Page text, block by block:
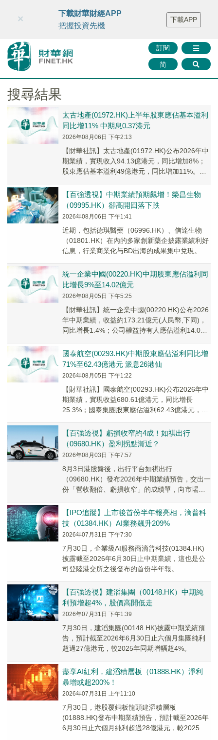
財華智庫網 FINTV FINMETA 財華證券 媒體矩陣
智庫沙龍
聯絡我們
訂閱
简
×
下載財華財經APP
把握投資先機
下載APP
搜尋結果
太古地產(01972.HK)上半年股東應佔基本溢利
同比增11% 中期息0.37港元
2026年08月06日 下午2:13
【財華社訊】太古地產(01972.HK)公布2026年中
期業績，實現收入94.13億港元，同比增加8%；
股東應佔基本溢利49億港元，同比增加11%。第
【百強透視】中期業績預期飆增！榮昌生物
（09995.HK）卻高開回落下跌
2026年08月06日 下午1:41
近期，包括德琪醫藥（06996.HK）、信達生物
（01801.HK）在內的多家創新藥企披露業績利好
信息，行業商業化与BD出海的成果集中兌現。
統一企業中國(00220.HK)中期股東應佔溢利同
比增長9%至14.02億元
2026年08月05日 下午5:25
【財華社訊】統一企業中國(00220.HK)公布2026
年中期業績，收益約173.21億元(人民幣,下同)，
同比增長1.4%；公司權益持有人應佔溢利14.02
國泰航空(00293.HK)中期股東應佔溢利同比增
71%至62.43億港元 派息26港仙
2026年08月05日 下午1:22
【財華社訊】國泰航空(00293.HK)公布2026年中
期業績，實現收益680.61億港元，同比增長
25.3%；國泰集團股東應佔溢利62.43億港元，同
【百強透視】虧損收窄約4成！如祺出行
（09680.HK）盈利拐點漸近？
2026年08月03日 下午7:57
8月3日港股盤後，出行平台如祺出行
（09680.HK）發布2026年中期業績預告，交出一
份「營收翻倍、虧損收窄」的成績單，向市場釋
【IPO追蹤】上市後首份半年報亮相，滴普科
技（01384.HK）AI業務飆升209%
2026年07月31日 下午7:30
7月30日，企業級AI服務商滴普科技(01384.HK)
披露截至2026年6月30日止中期業績，這也是公
司登陸港交所之後發布的首份半年報。
【百強透視】建滔集團（00148.HK）中期純
利預增超4%，股價高開低走
2026年07月31日 下午1:39
7月30日，建滔集團(00148.HK)披露中期業績預
告，預計截至2026年6月30日止六個月集團純利
超過27億港元，較2025年同期增幅超4%。
盡享AI紅利，建滔積層板（01888.HK）淨利
暴增或超200%！
2026年07月31日 上午11:10
7月30日，港股覆銅板龍頭建滔積層板
(01888.HK)發布中期業績預告，預計截至2026年
6月30日止六個月純利超過28億港元，較2025年